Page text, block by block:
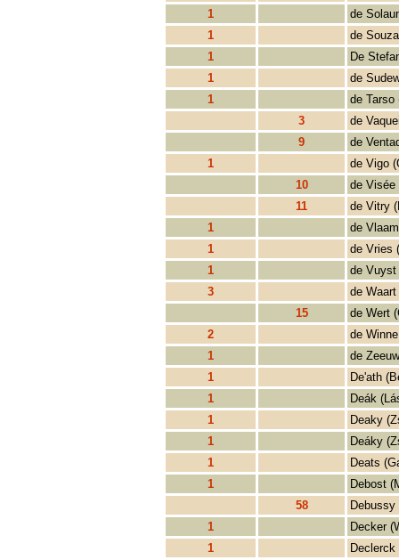
1
de
1
de
1
De
1
de
1
de Tarso
3
de
9
de
1
de Vigo
10
de Visée
11
de Vitry
1
de
1
de Vries
1
de Vuyst
3
de
15
de Wert
2
de
1
de
1
De'ath
1
Deák
1
Deaky
1
Deáky
1
Deats
1
Debost
58
1
Decker
1